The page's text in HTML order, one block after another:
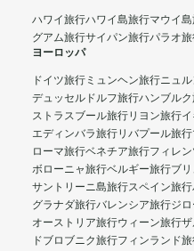
ハワイ旅行ハワイ島旅行マウイ
グアム旅行サイパン旅行パラオ
ヨーロッパ
ドイツ旅行 ミュンヘン旅行ニュ
デュッセルドルフ旅行ハンブル
ストラスブール旅行リヨン旅行
エディンバラ旅行リバプール旅行
ローマ旅行ベネチア旅行フィレ
ボローニャ旅行ベルギー旅行ブ
サントリーニ島旅行スペイン旅行
グラナダ旅行バレンシア旅行ジ
オーストリア旅行ウィーン旅行
ドブロブニク旅行フィンランド